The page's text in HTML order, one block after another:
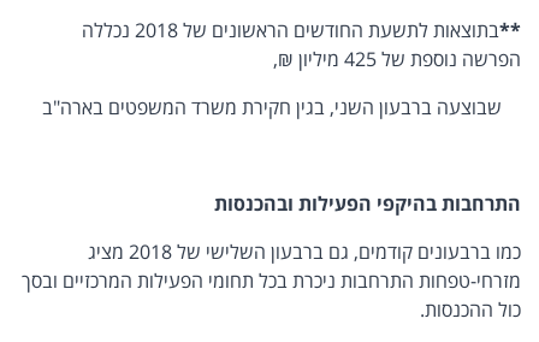
**
בתוצאות לתשעת החודשים הראשונים של 2018 נכללה
הפרשה נוספת של 425 מיליון ₪,
שבוצעה ברבעון השני, בגין חקירת משרד המשפטים בארה"ב
התרחבות בהיקפי הפעילות ובהכנסות
כמו ברבעונים קודמים, גם ברבעון השלישי של 2018 מציג
מזרחי-טפחות התרחבות ניכרת בכל תחומי הפעילות המרכזיים ובסך
כול ההכנסות.